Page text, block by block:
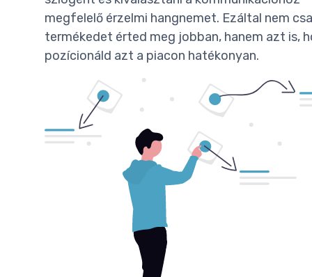
megfelelő érzelmi hangnemet. Ezáltal nem
termékedet érted meg jobban, hanem azt is,
pozícionáld azt a piacon hatékonyan.